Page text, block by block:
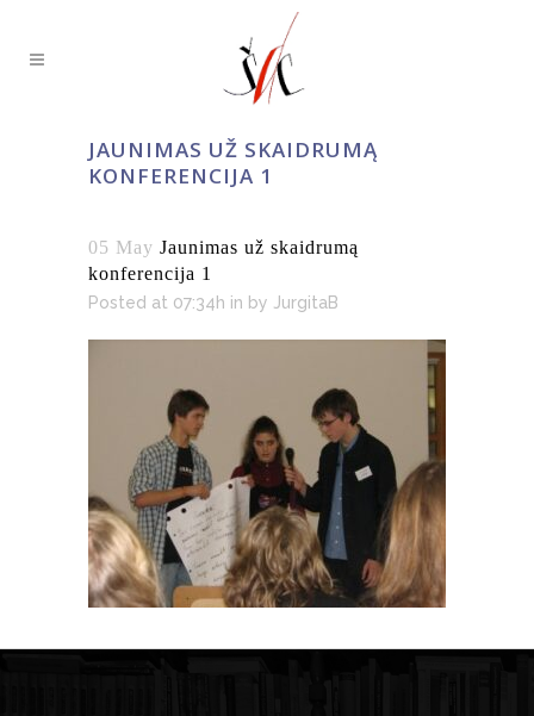
JAUNIMAS UŽ SKAIDRUMĄ
KONFERENCIJA 1
05 May Jaunimas už skaidrumą
konferencija 1
Posted at 07:34h in by JurgitaB